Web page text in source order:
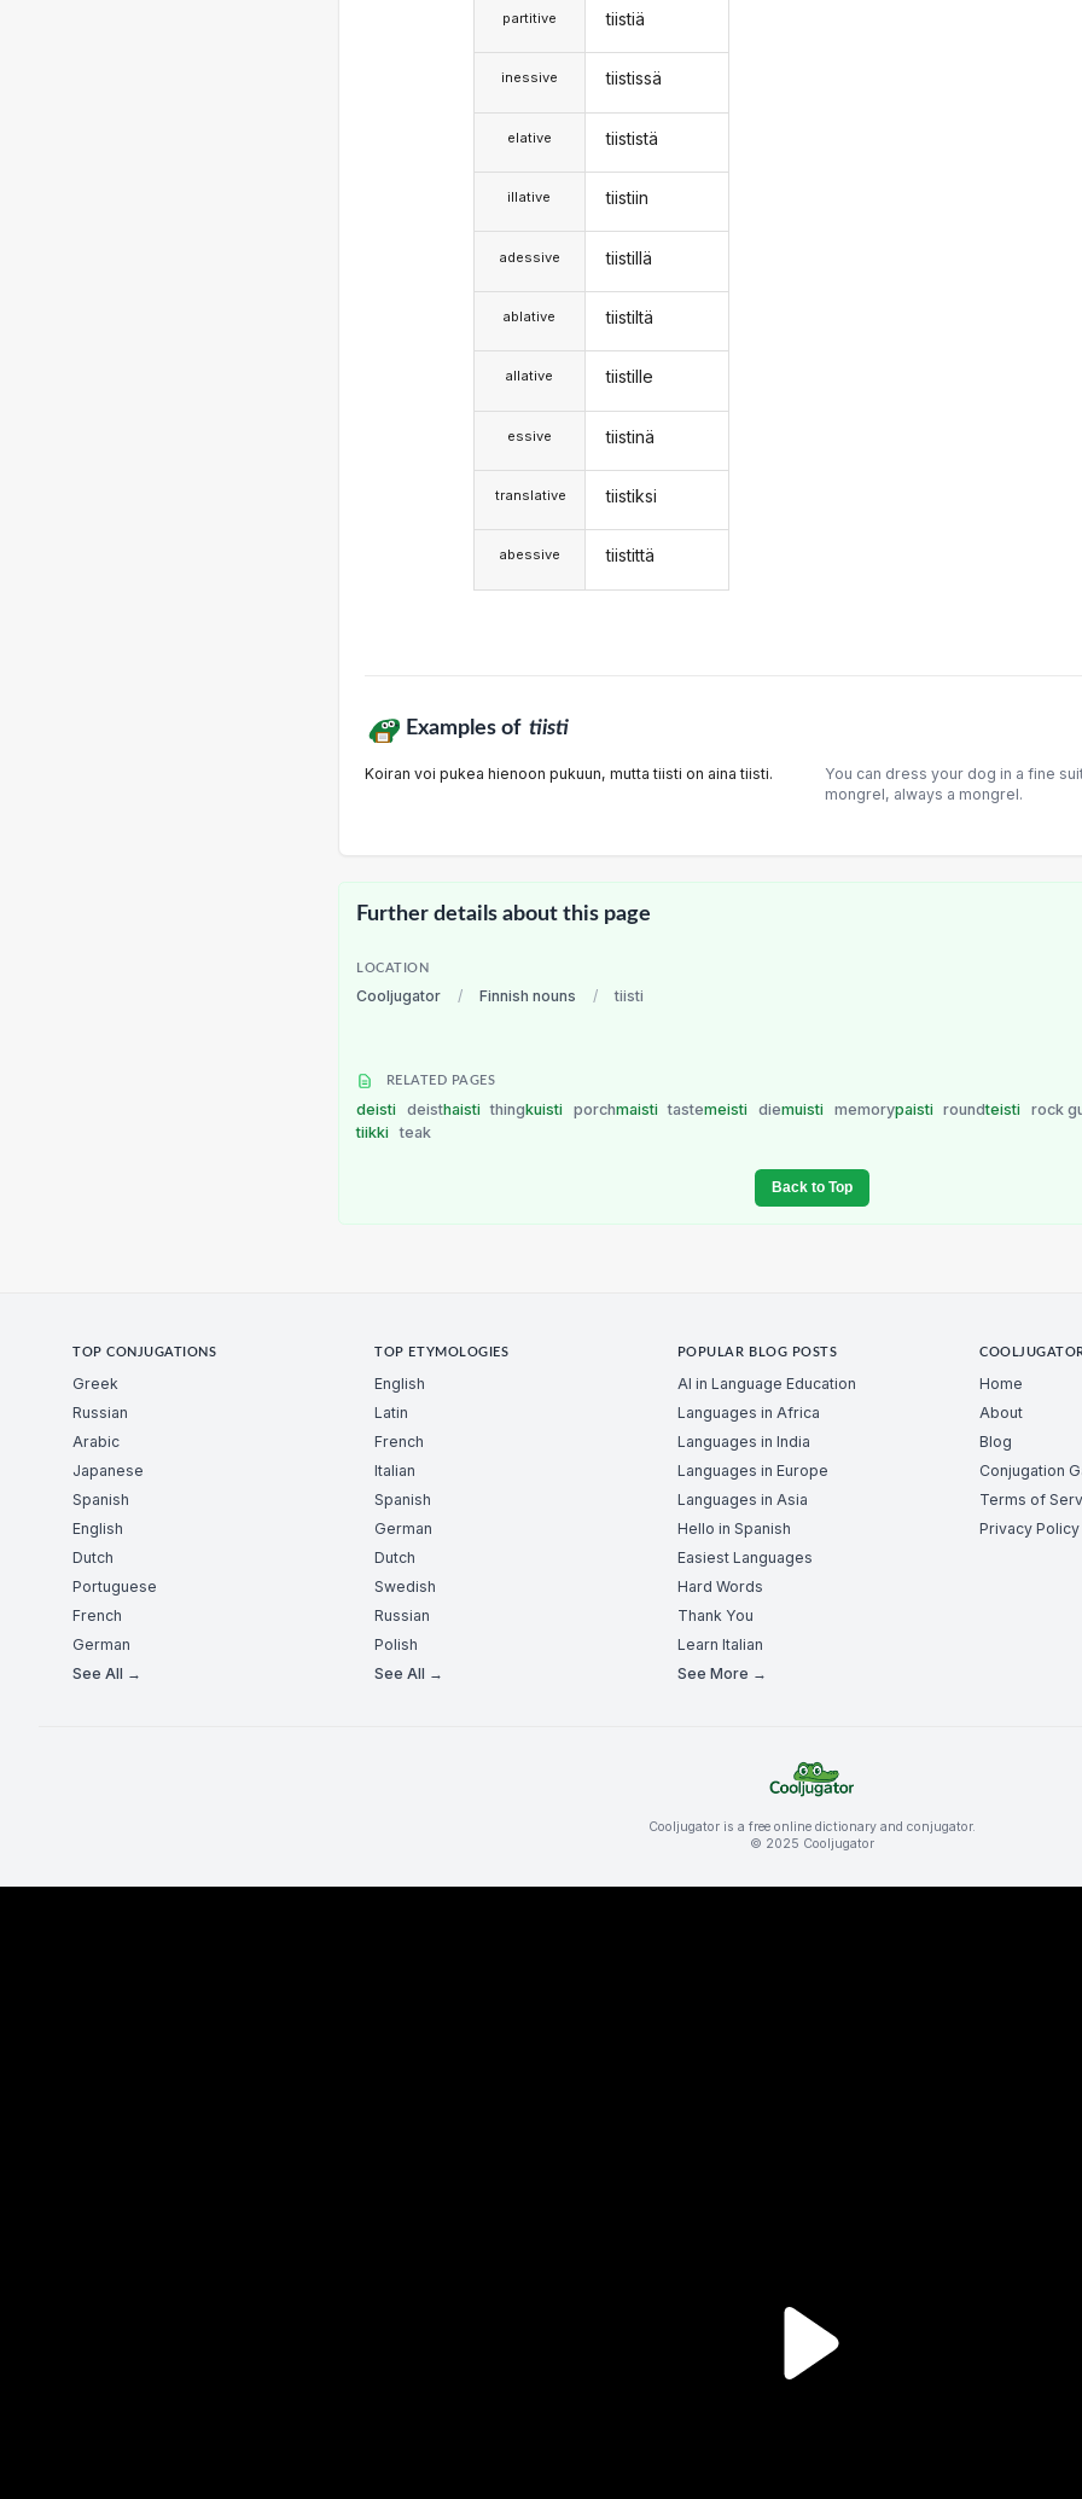
partitive
inessive
elative
illative
adessive
ablative
allative
essive
translative
abessive
tiistiä
tiistissä
tiististä
tiistiin
tiistillä
tiistiltä
tiistille
tiistinä
tiistiksi
tiistittä
Examples of tiisti
Koiran voi pukea hienoon pukuun, mutta tiisti on aina tiisti.
You can dress your dog in a fine
mongrel, always a mongrel.
Further details about this page
LOCATION
Cooljugator / Finnish nouns / tiisti
RELATED PAGES
deisti deisthaisti thingkuisti porchmaisti tastemeisti diemuisti memorypaisti roundteisti rock
tiikki
teak
Back to Top
TOP CONJUGATIONS
Greek
Russian
Arabic
Japanese
Spanish
English
Dutch
Portuguese
French
German
See All →
TOP ETYMOLOGIES
English
Latin
French
Italian
Spanish
German
Dutch
Swedish
Russian
Polish
See All →
POPULAR BLOG POSTS
AI in Language Education
Languages in Africa
Languages in India
Languages in Europe
Languages in Asia
Hello in Spanish
Easiest Languages
Hard Words
Thank You
Learn Italian
See More →
Home
About
Blog
Conjugation
Terms of
Privacy Policy
Cooljugator is a free online dictionary and conjugator.
© 2025 Cooljugator